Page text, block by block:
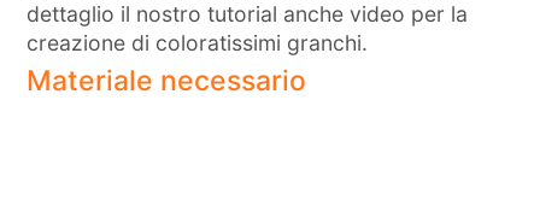
dettaglio il nostro tutorial anche video per la
creazione di coloratissimi granchi.
Materiale necessario